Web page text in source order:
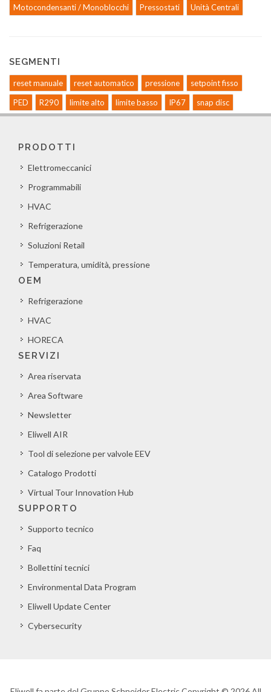
Motocondensanti / Monoblocchi
Pressostati Unità Centrali
SEGMENTI
reset manuale reset automatico pressione
setpoint fisso
PED
R290 limite alto limite basso IP67 snap disc
PRODOTTI
Elettromeccanici
Programmabili
HVAC
Refrigerazione
Soluzioni Retail
Temperatura, umidità, pressione
OEM
Refrigerazione
HVAC
HORECA
SERVIZI
Area riservata
Area Software
Newsletter
Eliwell AIR
Tool di selezione per valvole EEV
Catalogo Prodotti
Virtual Tour Innovation Hub
SUPPORTO
Supporto tecnico
Faq
Bollettini tecnici
Environmental Data Program
Eliwell Update Center
Cybersecurity